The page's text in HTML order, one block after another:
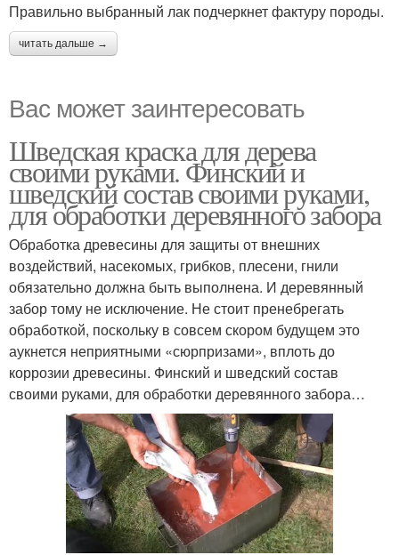
Правильно выбранный лак подчеркнет фактуру породы.
читать дальше →
Вас может заинтересовать
Шведская краска для дерева
своими руками. Финский и
шведский состав своими руками,
для обработки деревянного забора
Обработка древесины для защиты от внешних
воздействий, насекомых, грибков, плесени, гнили
обязательно должна быть выполнена. И деревянный
забор тому не исключение. Не стоит пренебрегать
обработкой, поскольку в совсем скором будущем это
аукнется неприятными «сюрпризами», вплоть до
коррозии древесины. Финский и шведский состав
своими руками, для обработки деревянного забора…